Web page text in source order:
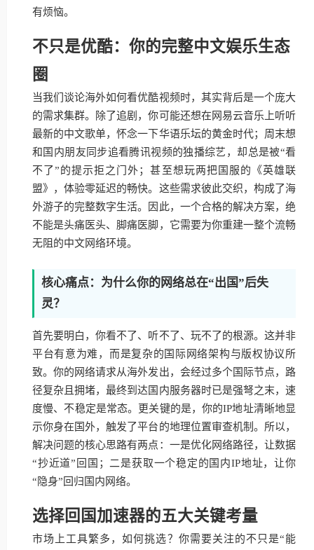
有烦恼。
不只是优酷：你的完整中文娱乐生态
圈
当我们谈论海外如何看优酷视频时，其实背后是一个庞大
的需求集群。除了追剧，你可能还想在网易云音乐上听听
最新的中文歌单，怀念一下华语乐坛的黄金时代；周末想
和国内朋友同步追看腾讯视频的独播综艺，却总是被“看
不了”的提示拒之门外；甚至想玩两把国服的《英雄联
盟》，体验零延迟的畅快。这些需求彼此交织，构成了海
外游子的完整数字生活。因此，一个合格的解决方案，绝
不能是头痛医头、脚痛医脚，它需要为你重建一整个流畅
无阻的中文网络环境。
核心痛点：为什么你的网络总在“出国”后失
灵？
首先要明白，你看不了、听不了、玩不了的根源。这并非
平台有意为难，而是复杂的国际网络架构与版权协议所
致。你的网络请求从海外发出，会经过多个国际节点，路
径复杂且拥堵，最终到达国内服务器时已是强弩之末，速
度慢、不稳定是常态。更关键的是，你的IP地址清晰地显
示你身在国外，触发了平台的地理位置审查机制。所以，
解决问题的核心思路有两点：一是优化网络路径，让数据
“抄近道”回国；二是获取一个稳定的国内IP地址，让你
“隐身”回归国内网络。
选择回国加速器的五大关键考量
市场上工具繁多，如何挑选？你需要关注的不只是“能